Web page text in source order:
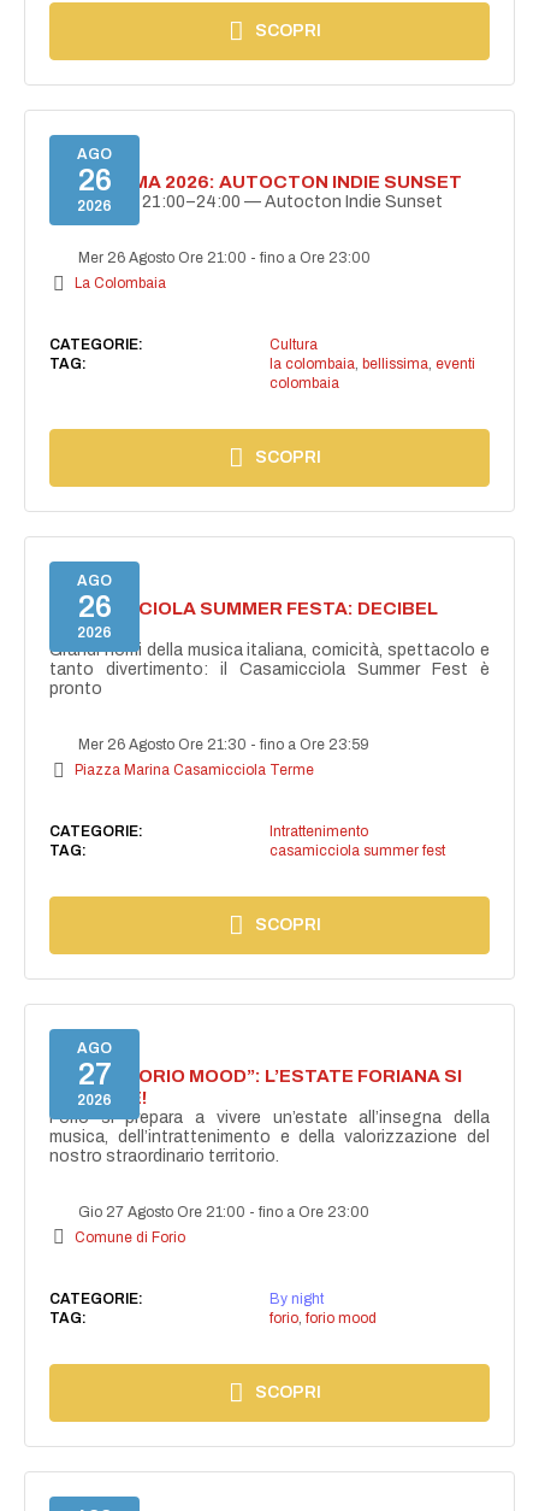
SCOPRI
AGO
26
2026
BELLISSIMA 2026: AUTOCTON INDIE SUNSET
26 agosto | 21:00–24:00 — Autocton Indie Sunset
Mer 26 Agosto Ore 21:00 -fino a Ore 23:00
La Colombaia
CATEGORIE:
Cultura
TAG:
la colombaia, bellissima, eventi
colombaia
SCOPRI
AGO
26
2026
CASAMICCIOLA SUMMER FESTA: DECIBEL
BELLINI
Grandi nomi della musica italiana, comicità, spettacolo e
tanto divertimento: il Casamicciola Summer Fest è
pronto
Mer 26 Agosto Ore 21:30 -fino a Ore 23:59
Piazza Marina Casamicciola Terme
CATEGORIE:
Intrattenimento
TAG:
casamicciola summer fest
SCOPRI
AGO
27
2026
NASCE “FORIO MOOD”: L’ESTATE FORIANA SI
ACCENDE!
Forio si prepara a vivere un’estate all’insegna della
musica, dell’intrattenimento e della valorizzazione del
nostro straordinario territorio.
Gio 27 Agosto Ore 21:00 -fino a Ore 23:00
Comune di Forio
CATEGORIE:
By night
TAG:
forio, forio mood
SCOPRI